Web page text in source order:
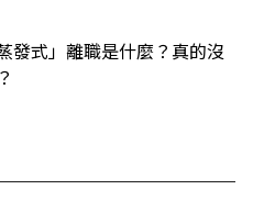
發式」離職是什麼？真的沒